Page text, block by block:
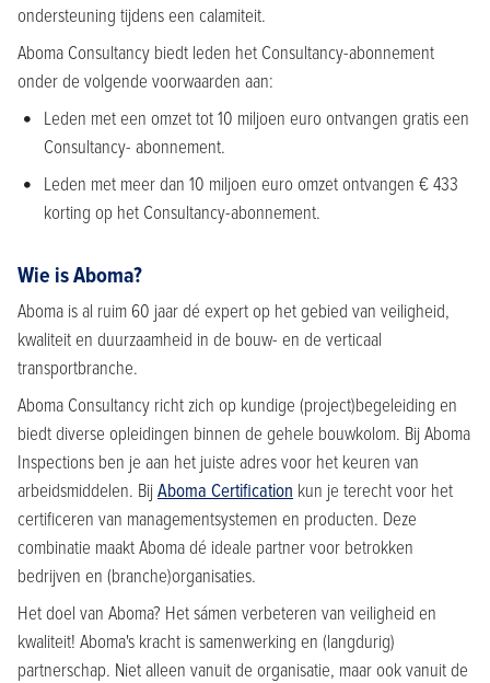
ondersteuning tijdens een calamiteit.
Aboma Consultancy biedt leden het Consultancy-abonnement
onder de volgende voorwaarden aan:
Leden met een omzet tot 10 miljoen euro ontvangen gratis een
Consultancy- abonnement.
Leden met meer dan 10 miljoen euro omzet ontvangen € 433
korting op het Consultancy-abonnement.
Wie is Aboma?
Aboma is al ruim 60 jaar dé expert op het gebied van veiligheid,
kwaliteit en duurzaamheid in de bouw- en de verticaal
transportbranche.
Aboma Consultancy richt zich op kundige (project)begeleiding en
biedt diverse opleidingen binnen de gehele bouwkolom. Bij Aboma
Inspections ben je aan het juiste adres voor het keuren van
arbeidsmiddelen. BijAboma Certification kun je terecht voor het
certificeren van managementsystemen en producten. Deze
combinatie maakt Aboma dé ideale partner voor betrokken
bedrijven en (branche)organisaties.
Het doel van Aboma? Het sámen verbeteren van veiligheid en
kwaliteit! Aboma's kracht is samenwerking en (langdurig)
partnerschap. Niet alleen vanuit de organisatie, maar ook vanuit de